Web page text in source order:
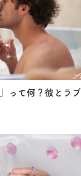
って何？彼とラブ